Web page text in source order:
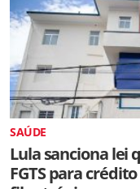
SAÚDE
Lula sanciona lei
FGTS para